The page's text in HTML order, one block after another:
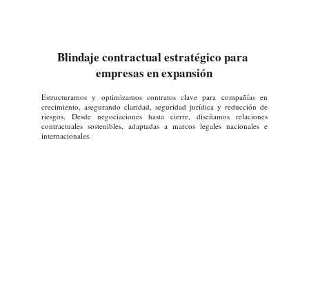
Blindaje contractual estratégico para
empresas en expansión
Estructuramos y optimizamos contratos clave para compañías en
crecimiento, asegurando claridad, seguridad jurídica y reducción de
riesgos. Desde negociaciones hasta cierre, diseñamos relaciones
contractuales sostenibles, adaptadas a marcos legales nacionales e
internacionales.